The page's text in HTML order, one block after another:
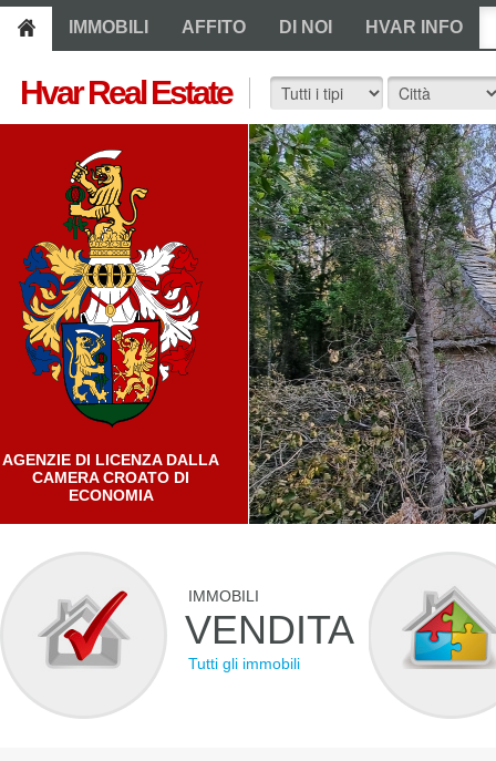
IMMOBILI AFFITO DI NOI HVAR INFO
Hvar Real Estate
AGENZIE DI LICENZA DALLA
CAMERA CROATO DI
ECONOMIA
IMMOBILI
VENDITA
Tutti gli immobili